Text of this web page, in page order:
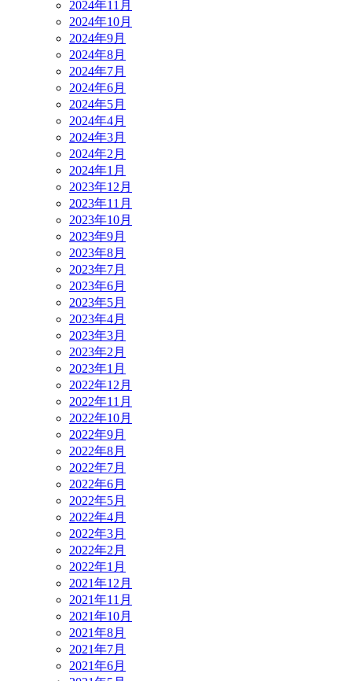
2024年11月
2024年10月
2024年9月
2024年8月
2024年7月
2024年6月
2024年5月
2024年4月
2024年3月
2024年2月
2024年1月
2023年12月
2023年11月
2023年10月
2023年9月
2023年8月
2023年7月
2023年6月
2023年5月
2023年4月
2023年3月
2023年2月
2023年1月
2022年12月
2022年11月
2022年10月
2022年9月
2022年8月
2022年7月
2022年6月
2022年5月
2022年4月
2022年3月
2022年2月
2022年1月
2021年12月
2021年11月
2021年10月
2021年8月
2021年7月
2021年6月